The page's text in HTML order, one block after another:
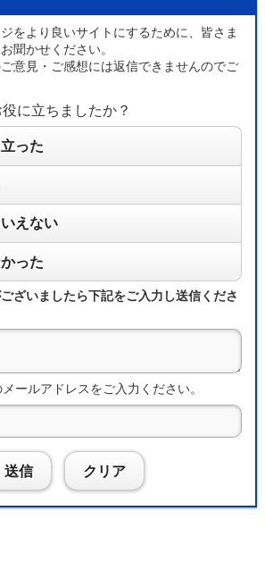
をより良いサイトにするために、皆さま
聞かせください。
意見・ご感想には返信できませんのでご
に立ちましたか？
った
えない
った
ざいましたら下記をご入力し送信くださ
ールアドレスをご入力ください。
送信 クリア